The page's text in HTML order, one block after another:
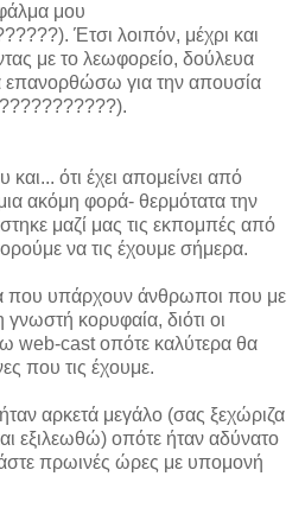
μου
Έτσι λοιπόν, μέχρι και
με το λεωφορείο, δούλευα
για την απουσία
ότι έχει απομείνει από
ακόμη φορά- θερμότατα την
μαζί μας τις εκπομπές από
να τις έχουμε σήμερα.
που υπάρχουν άνθρωποι που με
γνωστή κορυφαία, διότι οι
web-cast οπότε καλύτερα θα
που τις έχουμε.
αρκετά μεγάλο (σας ξεχώριζα
εξιλεωθώ) οπότε ήταν αδύνατο
πρωινές ώρες με υπομονή